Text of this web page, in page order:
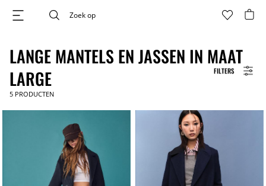
FILTERS
LANGE MANTELS EN JASSEN IN MAAT
LARGE
5 PRODUCTEN